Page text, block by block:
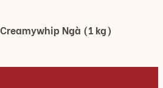
Ngà (1 kg)